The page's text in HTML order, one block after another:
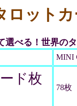
ロット
選べる！世界の
MINI
ド枚
78枚